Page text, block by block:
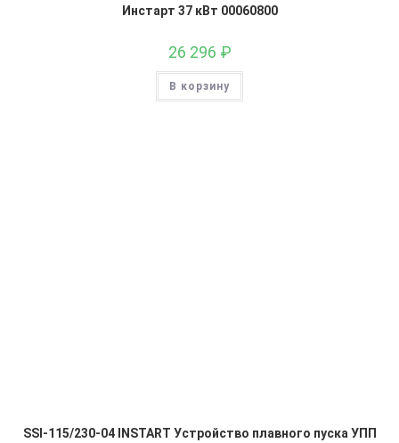
Инстарт 37 кВт 00060800
26 296 ₽
В корзину
SSI-115/230-04 INSTART Устройство плавного пуска УПП